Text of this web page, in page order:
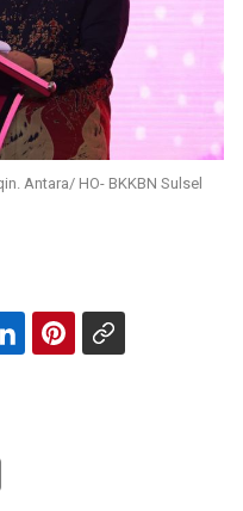
Antara/ HO- BKKBN Sulsel